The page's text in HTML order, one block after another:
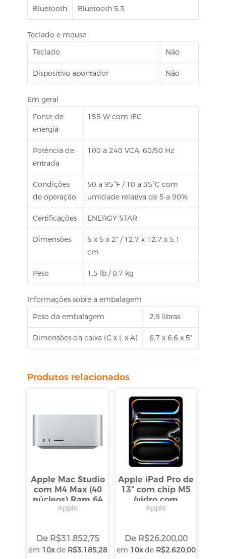
Bluetooth Bluetooth 5.3
Teclado e mouse
Teclado
Não
Dispositivo apontador Não
Em geral
Fonte de
energia
155 W com IEC
Potência de
entrada
100 a 240 VCA, 60/50 Hz
Condições
de operação
50 a 95°F / 10 a 35°C com
umidade relativa de 5 a 90%
Certificações ENERGY STAR
Dimensões
5 x 5 x 2″ / 12,7 x 12,7 x 5,1
cm
Peso 1,5 lb / 0,7 kg
Informações sobre a embalagem
Peso da embalagem
2,9 libras
Dimensões da caixa (C x L x A) 6,7 x 6,6 x 5″
Produtos relacionados
Apple Mac Studio
com M4 Max (40
núcleos) Ram 64
/SSD 1TB
Apple
De R$31.852,75
em 10xde R$3.185,28
Apple iPad Pro de
13″ com chip M5
(vidro com
nanotextura, 2
espacial)
Apple
De R$26.200,00
em 10xde R$2.620,00